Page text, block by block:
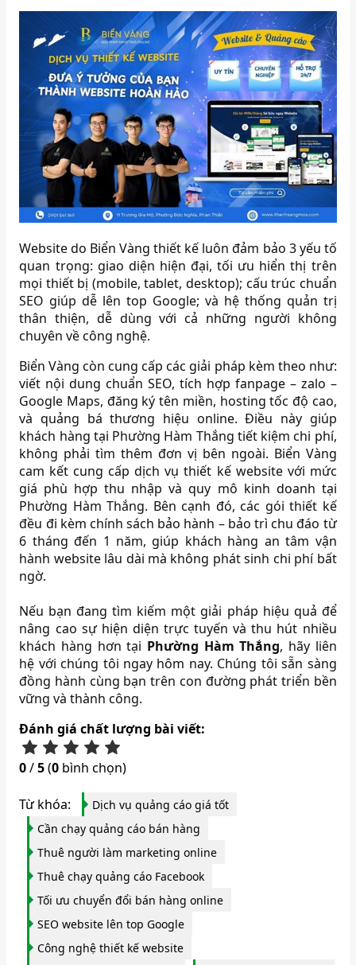
Website do Biển Vàng thiết kế luôn đảm bảo 3 yếu tố
quan trọng: giao diện hiện đại, tối ưu hiển thị trên
mọi thiết bị (mobile, tablet, desktop); cấu trúc chuẩn
SEO giúp dễ lên top Google; và hệ thống quản trị
thân thiện, dễ dùng với cả những người không
chuyên về công nghệ.
Biển Vàng còn cung cấp các giải pháp kèm theo như:
viết nội dung chuẩn SEO, tích hợp fanpage – zalo –
Google Maps, đăng ký tên miền, hosting tốc độ cao,
và quảng bá thương hiệu online. Điều này giúp
khách hàng tại Phường Hàm Thắng tiết kiệm chi phí,
không phải tìm thêm đơn vị bên ngoài. Biển Vàng
cam kết cung cấp dịch vụ thiết kế website với mức
giá phù hợp thu nhập và quy mô kinh doanh tại
Phường Hàm Thắng. Bên cạnh đó, các gói thiết kế
đều đi kèm chính sách bảo hành – bảo trì chu đáo từ
6 tháng đến 1 năm, giúp khách hàng an tâm vận
hành website lâu dài mà không phát sinh chi phí bất
ngờ.
Nếu bạn đang tìm kiếm một giải pháp hiệu quả để
nâng cao sự hiện diện trực tuyến và thu hút nhiều
khách hàng hơn tại Phường Hàm Thắng, hãy liên
hệ với chúng tôi ngay hôm nay. Chúng tôi sẵn sàng
đồng hành cùng bạn trên con đường phát triển bền
vững và thành công.
Đánh giá chất lượng bài viết:
0/5(0 bình chọn)
Từ khóa:
Dịch vụ quảng cáo giá tốt
Cần chạy quảng cáo bán hàng
Thuê người làm marketing online
Thuê chạy quảng cáo Facebook
Tối ưu chuyển đổi bán hàng online
SEO website lên top Google
Công nghệ thiết kế website